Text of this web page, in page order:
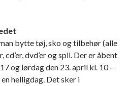
bytte tøj, sko og tilbehør (alle
dvd’er og spil. Der er åbent
og lørdag den 23. april kl. 10 –
helligdag. Det sker i